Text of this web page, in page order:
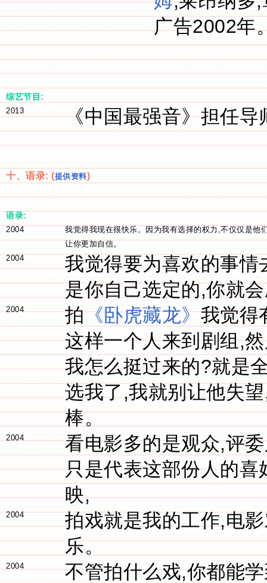
广告2002年
综艺节目:
2013 《中国最强音》担任导
十、语录: (提供资料)
语录:
2004
我觉得我现在很快乐。因为我有选择的权力,不仅仅是他
让你更加自信。
2004
我觉得要为喜欢的事
是你自己选定的,你就
2004 拍《卧虎藏龙》我觉得
这样一个人来到剧组,
我怎么挺过来的?就是
选我了,我就别让他失
棒。
2004
看电影多的是观众,评
只是代表这部份人的
映,
2004
拍戏就是我的工作,电
乐。
2004 不管拍什么戏,你都能